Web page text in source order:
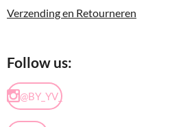
Verzending en Retourneren
Follow us:
@BY_YV_